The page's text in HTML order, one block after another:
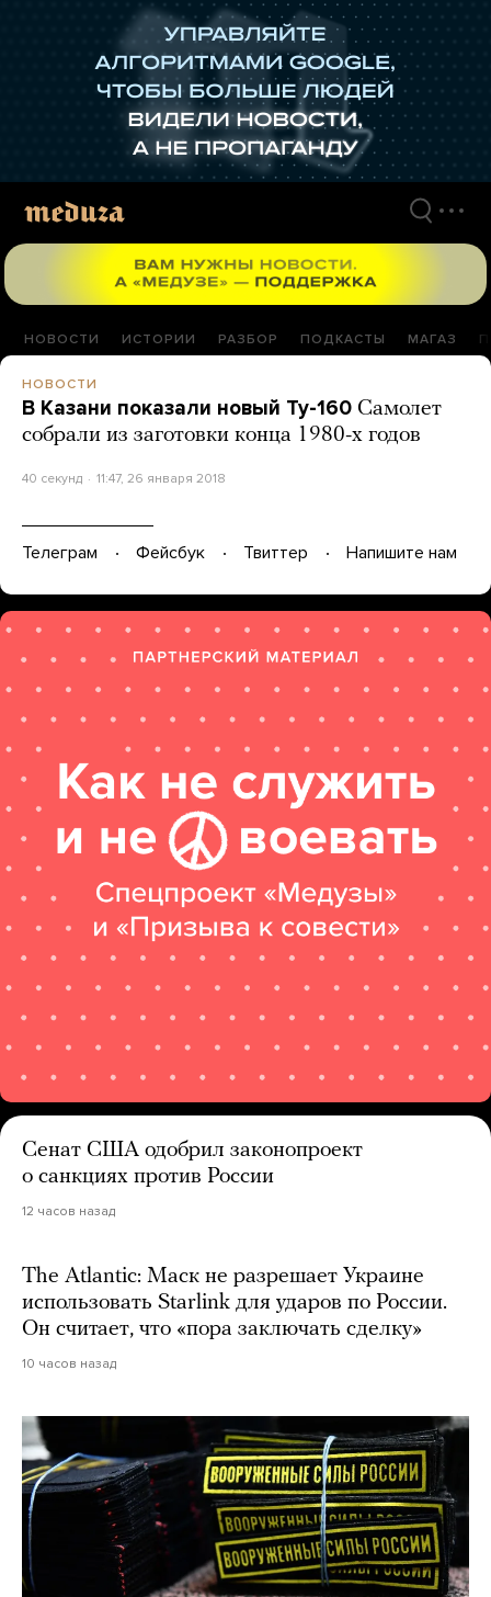
НОВОСТИ ИСТОРИИ РАЗБОР ПОДКАСТЫ МАГАЗ
НОВОСТИ
В Казани показали новый Ту-160 Самолет
собрали из заготовки конца 1980-х годов
40 секунд 11:47, 26 января 2018
Телеграм Фейсбук Твиттер Напишите нам
Сенат США одобрил законопроект
о санкциях против России
12 часов назад
The Atlantic: Маск не разрешает Украине
использовать Starlink для ударов по России.
Он считает, что «пора заключать сделку»
10 часов назад